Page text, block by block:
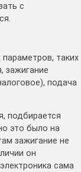
с
таких
зажигание
подача
подбирается
это было на
зажигание не
он
сама